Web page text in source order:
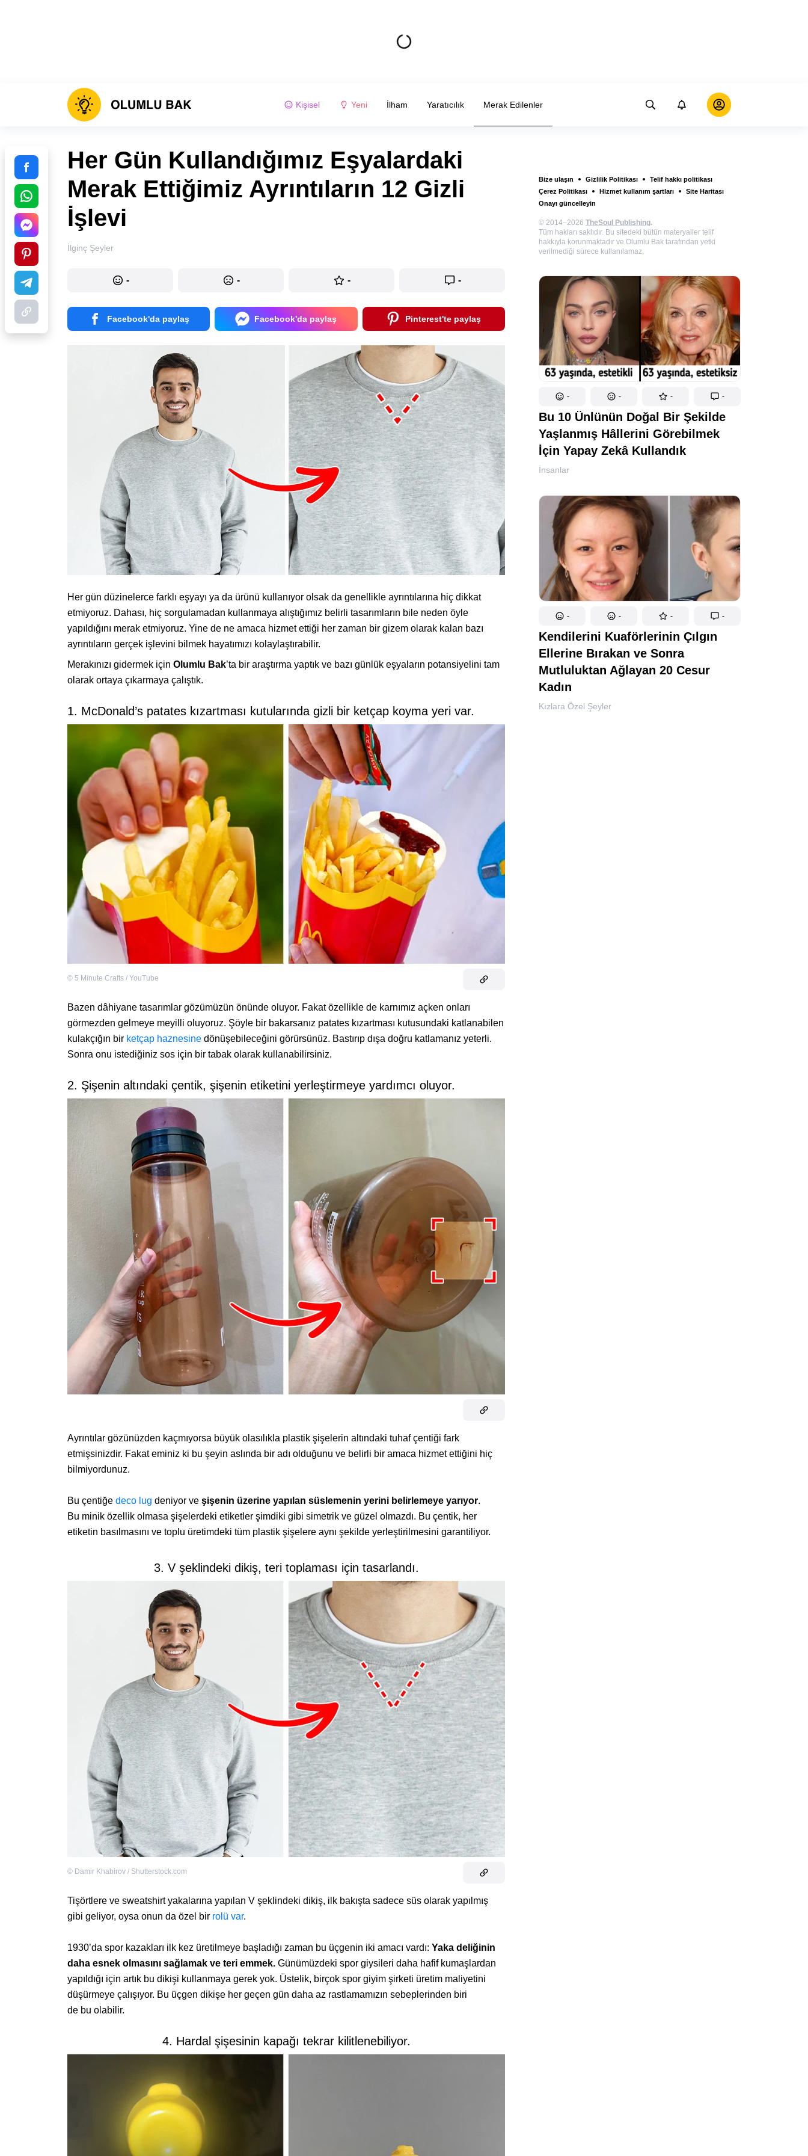
Kişisel Yeni İlham Yaratıcılık Merak Edilenler
Bize ulaşın Gizlilik Politikası
Telif hakkı politikası
Çerez Politikası
Hizmet kullanım şartları
Site Haritası
Onayı güncelleyin
© 2014–2026 TheSoul Publishing.
Tüm hakları saklıdır. Bu sitedeki bütün materyaller telif
hakkıyla korunmaktadır ve Olumlu Bak tarafından yetki
verilmediği sürece kullanılamaz.
- - - -
Bu 10 Ünlünün Doğal Bir Şekilde
Yaşlanmış Hâllerini Görebilmek
İçin Yapay Zekâ Kullandık
İnsanlar
- - - -
Kendilerini Kuaförlerinin Çılgın
Ellerine Bırakan ve Sonra
Mutluluktan Ağlayan 20 Cesur
Kadın
Kızlara Özel Şeyler
Her Gün Kullandığımız Eşyalardaki
Merak Ettiğimiz Ayrıntıların 12 Gizli
İşlevi
İlginç Şeyler
- - - -
Facebook'da paylaş Facebook'da paylaş Pinterest'te paylaş
Her gün düzinelerce farklı eşyayı ya da ürünü kullanıyor olsak da genellikle ayrıntılarına hiç dikkat
etmiyoruz. Dahası, hiç sorgulamadan kullanmaya alıştığımız belirli tasarımların bile neden öyle
yapıldığını merak etmiyoruz. Yine de ne amaca hizmet ettiği her zaman bir gizem olarak kalan bazı
ayrıntıların gerçek işlevini bilmek hayatımızı kolaylaştırabilir.
Merakınızı gidermek için Olumlu Bak’ta bir araştırma yaptık ve bazı günlük eşyaların potansiyelini tam
olarak ortaya çıkarmaya çalıştık.
1. McDonald’s patates kızartması kutularında gizli bir ketçap koyma yeri var.
© 5 Minute Crafts / YouTube
Bazen dâhiyane tasarımlar gözümüzün önünde oluyor. Fakat özellikle de karnımız açken onları
görmezden gelmeye meyilli oluyoruz. Şöyle bir bakarsanız patates kızartması kutusundaki katlanabilen
kulakçığın bir ketçap haznesine dönüşebileceğini görürsünüz. Bastırıp dışa doğru katlamanız yeterli.
Sonra onu istediğiniz sos için bir tabak olarak kullanabilirsiniz.
2. Şişenin altındaki çentik, şişenin etiketini yerleştirmeye yardımcı oluyor.
Ayrıntılar gözünüzden kaçmıyorsa büyük olasılıkla plastik şişelerin altındaki tuhaf çentiği fark
etmişsinizdir. Fakat eminiz ki bu şeyin aslında bir adı olduğunu ve belirli bir amaca hizmet ettiğini hiç
bilmiyordunuz.
Bu çentiğe deco lug deniyor ve şişenin üzerine yapılan süslemenin yerini belirlemeye yarıyor.
Bu minik özellik olmasa şişelerdeki etiketler şimdiki gibi simetrik ve güzel olmazdı. Bu çentik, her
etiketin basılmasını ve toplu üretimdeki tüm plastik şişelere aynı şekilde yerleştirilmesini garantiliyor.
3. V şeklindeki dikiş, teri toplaması için tasarlandı.
© Damir Khabirov / Shutterstock.com
Tişörtlere ve sweatshirt yakalarına yapılan V şeklindeki dikiş, ilk bakışta sadece süs olarak yapılmış
gibi geliyor, oysa onun da özel bir rolü var.
1930’da spor kazakları ilk kez üretilmeye başladığı zaman bu üçgenin iki amacı vardı: Yaka deliğinin
daha esnek olmasını sağlamak ve teri emmek. Günümüzdeki spor giysileri daha hafif kumaşlardan
yapıldığı için artık bu dikişi kullanmaya gerek yok. Üstelik, birçok spor giyim şirketi üretim maliyetini
düşürmeye çalışıyor. Bu üçgen dikişe her geçen gün daha az rastlamamızın sebeplerinden biri
de bu olabilir.
4. Hardal şişesinin kapağı tekrar kilitlenebiliyor.